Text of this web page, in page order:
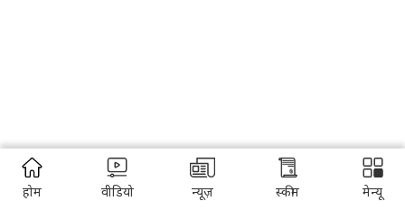
होम वीडियो न्यूज़ स्कीम मेन्यू